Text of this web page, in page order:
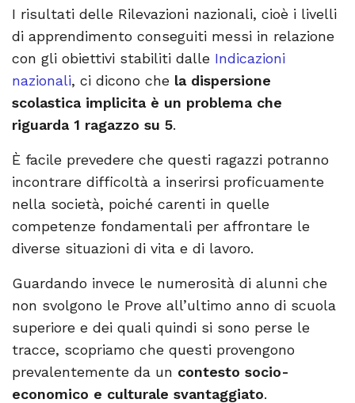
I risultati delle Rilevazioni nazionali, cioè i livelli
di apprendimento conseguiti messi in relazione
con gli obiettivi stabiliti dalle Indicazioni
nazionali, ci dicono che la dispersione
scolastica implicita è un problema che
riguarda 1 ragazzo su 5.
È facile prevedere che questi ragazzi potranno
incontrare difficoltà a inserirsi proficuamente
nella società, poiché carenti in quelle
competenze fondamentali per affrontare le
diverse situazioni di vita e di lavoro.
Guardando invece le numerosità di alunni che
non svolgono le Prove all’ultimo anno di scuola
superiore e dei quali quindi si sono perse le
tracce, scopriamo che questi provengono
prevalentemente da un contesto socio-
economico e culturale svantaggiato.